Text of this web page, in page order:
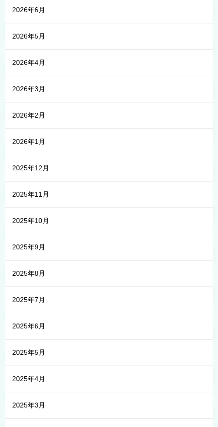
2026年6月
2026年5月
2026年4月
2026年3月
2026年2月
2026年1月
2025年12月
2025年11月
2025年10月
2025年9月
2025年8月
2025年7月
2025年6月
2025年5月
2025年4月
2025年3月